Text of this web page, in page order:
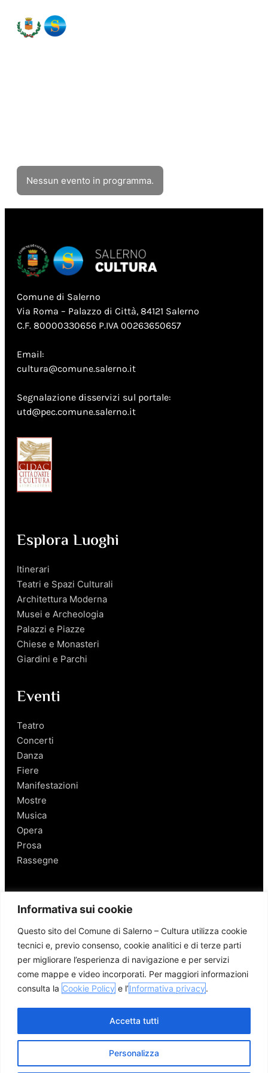
Informativa sui cookie
Questo sito del Comune di Salerno – Cultura utilizza cookie
tecnici e, previo consenso, cookie analitici e di terze parti
per migliorare l’esperienza di navigazione e per servizi
come mappe e video incorporati. Per maggiori informazioni
consulta la Cookie Policy e l’Informativa privacy.
Personalizza
Accetta tutti
Nessun evento in programma.
Comune di Salerno
Via Roma – Palazzo di Città, 84121 Salerno
C.F. 80000330656 P.IVA 00263650657
Email:
cultura@comune.salerno.it
Segnalazione disservizi sul portale:
utd@pec.comune.salerno.it
Esplora Luoghi
Itinerari
Teatri e Spazi Culturali
Architettura Moderna
Musei e Archeologia
Palazzi e Piazze
Chiese e Monasteri
Giardini e Parchi
Eventi
Teatro
Concerti
Danza
Fiere
Manifestazioni
Mostre
Musica
Opera
Prosa
Rassegne
Salerno
Personaggi
Enogastronomia
Mobilità a Salerno
Luoghi nei Dintorni
Link utili